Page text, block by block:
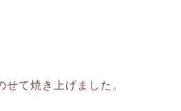
て焼き上げました。